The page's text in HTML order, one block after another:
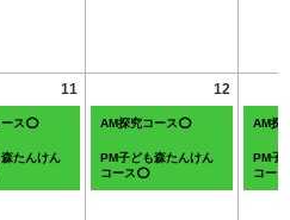
11
ス⭕
たんけん
12
AM探究コース⭕
PM子ども森たんけん
コース⭕
AM探
PM子
コー